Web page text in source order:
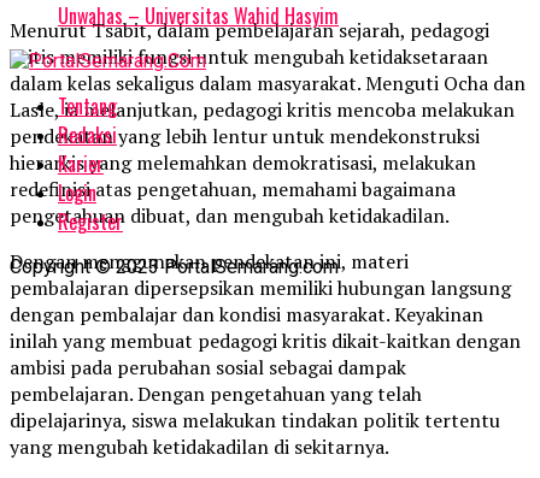
Menurut Tsabit, dalam pembelajaran sejarah, pedagogi
kritis memiliki fungsi untuk mengubah ketidaksetaraan
dalam kelas sekaligus dalam masyarakat. Menguti Ocha dan
Lasle, ia melanjutkan, pedagogi kritis mencoba melakukan
pendekatan yang lebih lentur untuk mendekonstruksi
hierarkis yang melemahkan demokratisasi, melakukan
redefinisi atas pengetahuan, memahami bagaimana
pengetahuan dibuat, dan mengubah ketidakadilan.
Dengan menggunakan pendekatan ini, materi
pembalajaran dipersepsikan memiliki hubungan langsung
dengan pembalajar dan kondisi masyarakat. Keyakinan
inilah yang membuat pedagogi kritis dikait-kaitkan dengan
ambisi pada perubahan sosial sebagai dampak
pembelajaran. Dengan pengetahuan yang telah
dipelajarinya, siswa melakukan tindakan politik tertentu
yang mengubah ketidakadilan di sekitarnya.
Unwahas – Universitas Wahid Hasyim
Tentang
Redaksi
Karier
Login
Register
Copyright © 2023 PortalSemarang.com